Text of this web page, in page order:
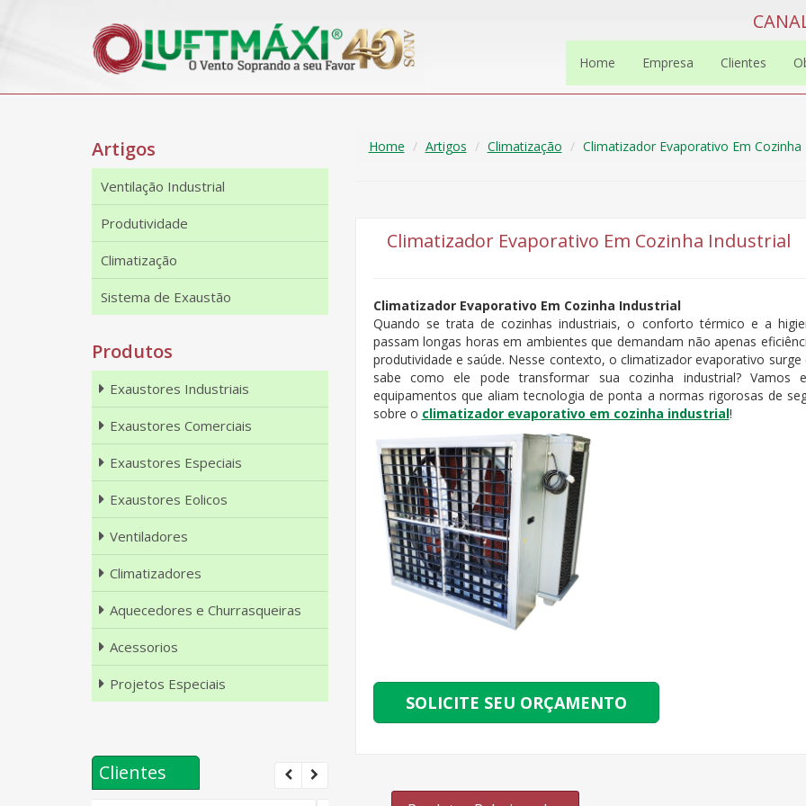
Home Empresa Clientes
Home Artigos Climatização Climatizador Evaporativo Em Cozinha
Climatizador Evaporativo Em Cozinha Industrial
Climatizador Evaporativo Em Cozinha Industrial
Quando se trata de cozinhas industriais, o conforto térmico e a
passam longas horas em ambientes que demandam não apenas
produtividade e saúde. Nesse contexto, o climatizador evaporativo
sabe como ele pode transformar sua cozinha industrial? Vamos
equipamentos que aliam tecnologia de ponta a normas rigorosas de
sobre o climatizador evaporativo em cozinha industrial!
SOLICITE SEU ORÇAMENTO
Artigos
Ventilação Industrial
Produtividade
Climatização
Sistema de Exaustão
Produtos
Exaustores Industriais
Exaustores Comerciais
Exaustores Especiais
Exaustores Eolicos
Ventiladores
Climatizadores
Aquecedores e Churrasqueiras
Acessorios
Projetos Especiais
Clientes